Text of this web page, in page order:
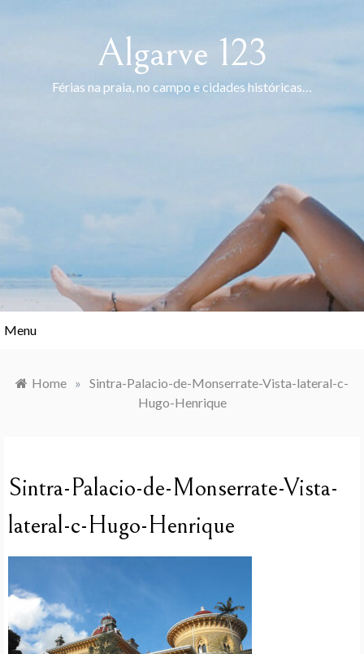
Algarve 123
Férias na praia, no campo e cidades históricas…
Menu
Home » Sintra-Palacio-de-Monserrate-Vista-lateral-c-
Hugo-Henrique
Sintra-Palacio-de-Monserrate-Vista-
lateral-c-Hugo-Henrique